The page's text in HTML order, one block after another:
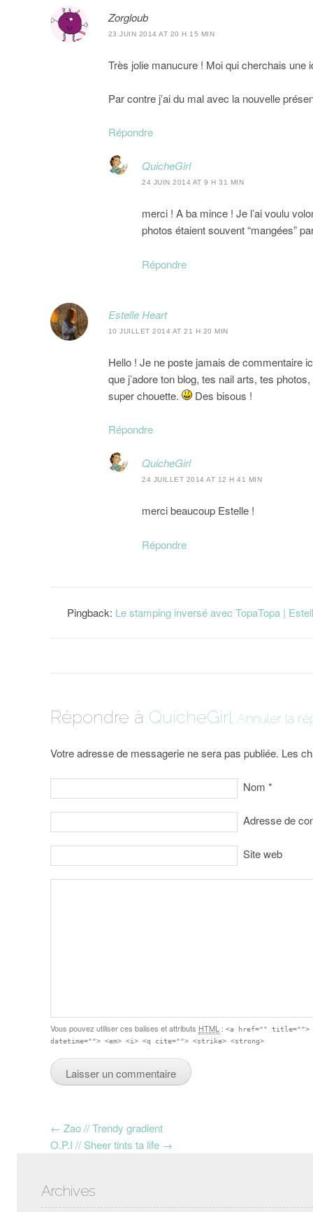
Zorgloub
23 JUIN 2014 AT 20 H 15 MIN
Très jolie manucure ! Moi qui cherchais une
Par contre j’ai du mal avec la nouvelle
Répondre
QuicheGirl
24 JUIN 2014 AT 9 H 31 MIN
merci ! A ba mince ! Je l’ai voulu
photos étaient souvent “mangées”
Répondre
Estelle Heart
10 JUILLET 2014 AT 21 H 20 MIN
Hello ! Je ne poste jamais de commentaire
que j’adore ton blog, tes nail arts, tes
super chouette.
Des bisous !
Répondre
QuicheGirl
24 JUILLET 2014 AT 12 H 41 MIN
merci beaucoup Estelle !
Répondre
Pingback: Le stamping inversé avec TopaTopa |
Répondre à QuicheGirl Annuler la
Votre adresse de messagerie ne sera pas publiée. Les
Nom *
Adresse de
Site web
Vous pouvez utiliser ces balises et attributs HTML :<a href="" title="">
datetime=""> <em> <i> <q cite=""> <strike> <strong>
Post navigation
← Zao // Trendy gradient
O.P.I // Sheer tints ta life →
Archives